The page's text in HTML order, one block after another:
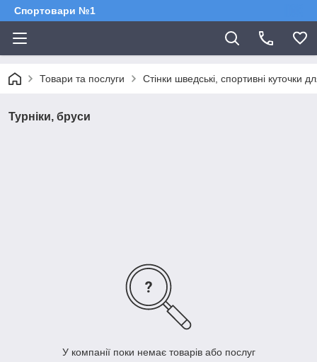
Спортовари №1
Товари та послуги Стінки шведські, спортивні куточки
Турніки, бруси
У компанії поки немає товарів або послуг